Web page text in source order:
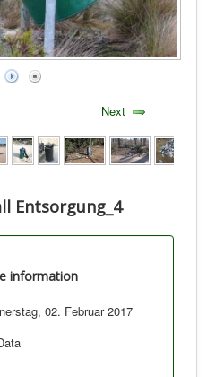
Next
Entsorgung_4
information
02. Februar 2017